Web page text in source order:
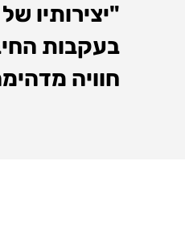
"יצירותיו
בעקבות
חוויה